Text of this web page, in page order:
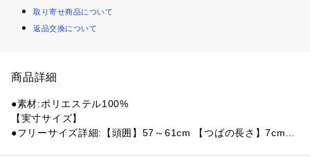
取り寄せ商品について
返品交換について
商品詳細
●素材:ポリエステル100%
【実寸サイズ】
●フリーサイズ詳細:【頭囲】57～61cm 【つばの長さ】7cm